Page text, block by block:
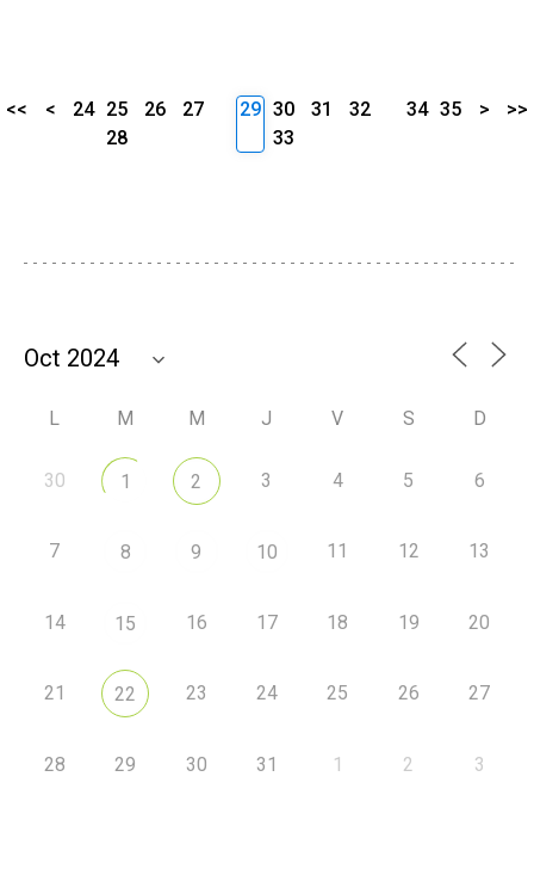
<< < 24 25 26
27
28
29 30 31
32
33
34 35 > >>
L M M J V S D
30 1 2 3 4 5 6
7 8 9 10 11 12 13
14 15 16 17 18 19 20
21 22 23 24 25 26 27
28 29 30 31 1 2 3